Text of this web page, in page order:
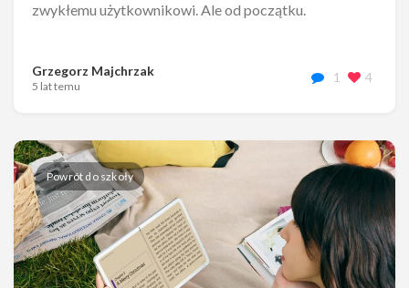
zwykłemu użytkownikowi. Ale od początku.
Grzegorz Majchrzak
5 lat temu
1 4
Powrót do szkoły